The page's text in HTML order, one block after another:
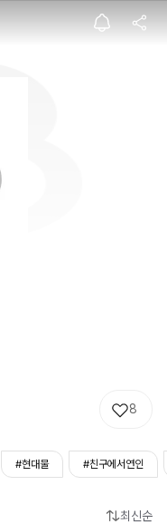
절한 남사친
8
#현대물 #친구에서연인
최신순